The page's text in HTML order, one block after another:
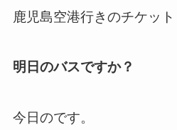
鹿児島空港行きのチケッ
明日のバスですか？
今日のです。